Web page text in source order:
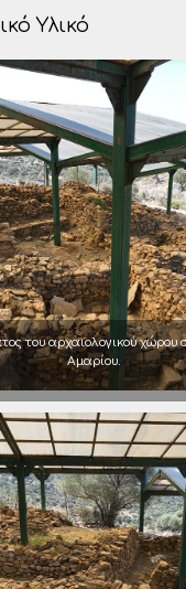
Υλικό
του αρχαιολογικού χώρου
Αμαρίου.